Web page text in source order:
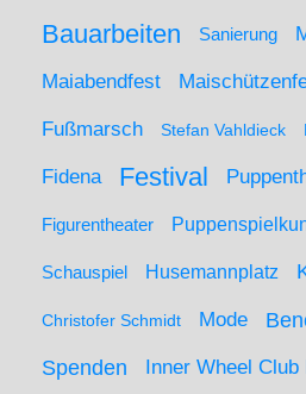
Bauarbeiten Sanierung
Maiabendfest
Fußmarsch Stefan Vahldieck
Fidena Festival
Figurentheater
Schauspiel Husemannplatz
Christofer Schmidt Mode
Spenden Inner Wheel